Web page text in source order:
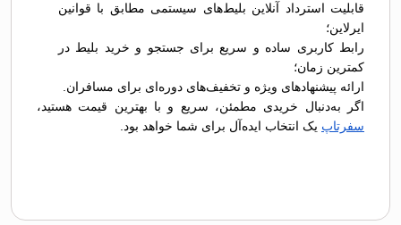
قابلیت استرداد آنلاین بلیط‌های سیستمی مطابق با قوانین
ایرلاین؛
رابط کاربری ساده و سریع برای جستجو و خرید بلیط در
کمترین زمان؛
ارائه پیشنهادهای ویژه و تخفیف‌های دوره‌ای برای مسافران.
اگر به‌دنبال خریدی مطمئن، سریع و با بهترین قیمت هستید،
سفرتاپ یک انتخاب ایده‌آل برای شما خواهد بود.